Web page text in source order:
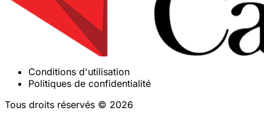
Conditions d'utilisation
Politiques de confidentialité
Tous droits réservés © 2026